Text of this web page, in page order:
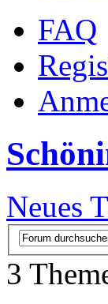
FAQ
Neues
3